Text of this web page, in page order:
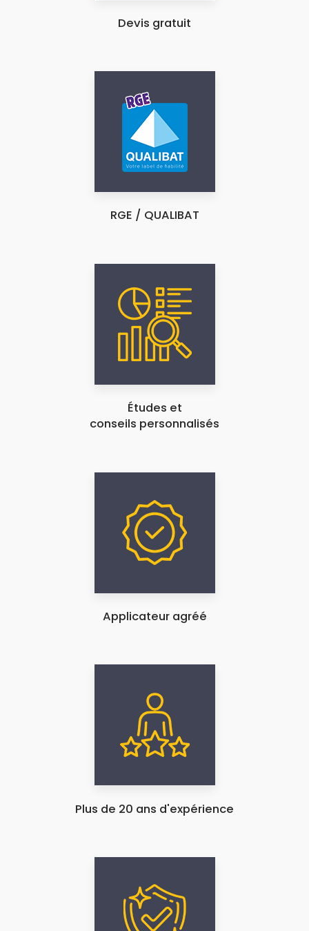
Devis gratuit
RGE / QUALIBAT
Études et
conseils personnalisés
Applicateur agréé
Plus de 20 ans d'expérience